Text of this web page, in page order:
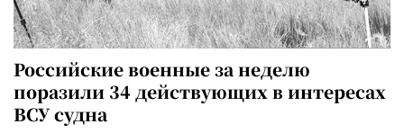
Российские военные за неделю
поразили 34 действующих в интересах
ВСУ судна